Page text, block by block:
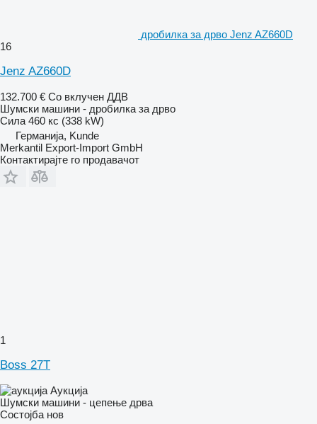
дробилка за дрво Jenz AZ660D
16
Jenz AZ660D
132.700 € Со вклучен ДДВ
Шумски машини - дробилка за дрво
Сила 460 кс (338 kW)
Германија, Kunde
Merkantil Export-Import GmbH
Контактирајте го продавачот
1
Boss 27T
Аукција
Шумски машини - цепење дрва
Состојба нов